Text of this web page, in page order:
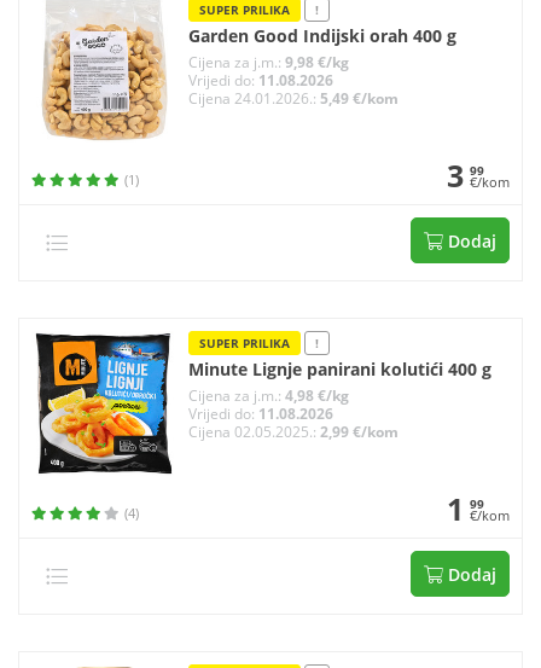
SUPER PRILIKA !
Garden Good Indijski orah 400 g
Cijena za j.m.: 9,98 €/kg
Vrijedi do: 11.08.2026
Cijena 24.01.2026.: 5,49 €/kom
(1) 3 99
€/kom
Dodaj
SUPER PRILIKA !
Minute Lignje panirani kolutići 400 g
Cijena za j.m.: 4,98 €/kg
Vrijedi do: 11.08.2026
Cijena 02.05.2025.: 2,99 €/kom
(4) 1 99
€/kom
Dodaj